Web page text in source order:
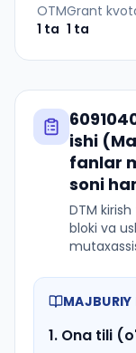
OTM
1 ta
Grant
1 ta
ishi
fanlar
soni
DTM
bloki va
MAJBURIY
1. Ona tili